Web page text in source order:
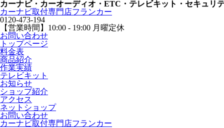
カーナビ・カーオーディオ・ETC・テレビキット・セキュリ
カーナビ取付専⾨店フランカー
0120-473-194
【営業時間】 10:00 - 19:00 月曜定休
お問い合わせ
トップページ
料金表
商品紹介
作業実績
テレビキット
お知らせ
ショップ紹介
アクセス
ネットショップ
お問い合わせ
カーナビ取付専⾨店フランカー